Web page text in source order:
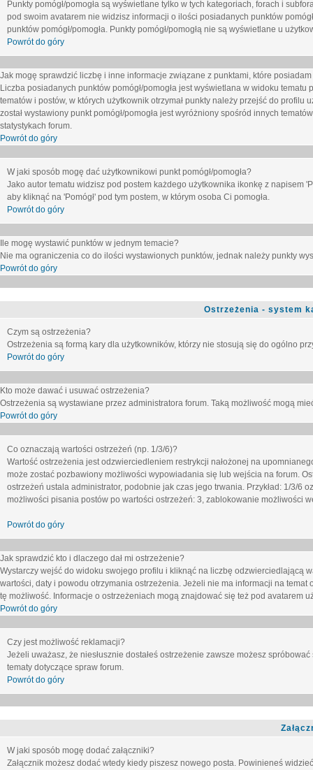
Punkty pomógł/pomogła są wyświetlane tylko w tych kategoriach, forach i
pod swoim avatarem nie widzisz informacji o ilości posiadanych punktów
punktów pomógł/pomogła. Punkty pomógł/pomogłą nie są wyświetlane u
Powrót do góry
Jak mogę sprawdzić liczbę i inne informacje związane z punktami, które
Liczba posiadanych punktów pomógł/pomogła jest wyświetlana w widoku
tematów i postów, w których użytkownik otrzymał punkty należy przejść do
został wystawiony punkt pomógł/pomogła jest wyróżniony spośród innych
statystykach forum.
Powrót do góry
W jaki sposób mogę dać użytkownikowi punkt pomógł/pomogła?
Jako autor tematu widzisz pod postem każdego użytkownika ikonkę z napisem
aby kliknąć na 'Pomógł' pod tym postem, w którym osoba Ci pomogła.
Powrót do góry
Ile mogę wystawić punktów w jednym temacie?
Nie ma ograniczenia co do ilości wystawionych punktów, jednak należy punkty
Powrót do góry
Ostrzeżenia - system
Czym są ostrzeżenia?
Ostrzeżenia są formą kary dla użytkowników, którzy nie stosują się do ogólno
Powrót do góry
Kto może dawać i usuwać ostrzeżenia?
Ostrzeżenia są wystawiane przez administratora forum. Taką możliwość mogą
Powrót do góry
Co oznaczają wartości ostrzeżeń (np. 1/3/6)?
Wartość ostrzeżenia jest odzwierciedleniem restrykcji nałożonej na
może zostać pozbawiony możliwości wypowiadania się lub wejścia na forum.
ostrzeżeń ustala administrator, podobnie jak czas jego trwania. Przykład: 1/3/6
możliwości pisania postów po wartości ostrzeżeń: 3, zablokowanie możliwości
Powrót do góry
Jak sprawdzić kto i dlaczego dał mi ostrzeżenie?
Wystarczy wejść do widoku swojego profilu i kliknąć na liczbę odzwierciedlającą
wartości, daty i powodu otrzymania ostrzeżenia. Jeżeli nie ma informacji na temat
tę możliwość. Informacje o ostrzeżeniach mogą znajdować się też pod avatarem
Powrót do góry
Czy jest możliwość reklamacji?
Jeżeli uważasz, że niesłusznie dostałeś ostrzeżenie zawsze możesz
tematy dotyczące spraw forum.
Powrót do góry
W jaki sposób mogę dodać załączniki?
Załącznik możesz dodać wtedy kiedy piszesz nowego posta. Powinieneś